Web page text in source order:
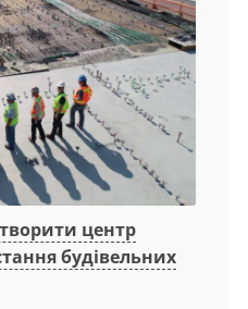
центр
будівельних